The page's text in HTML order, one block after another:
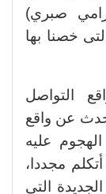
صبري)
خصنا بها
التواصل
عن واقع
عليه
مجددا،
التى